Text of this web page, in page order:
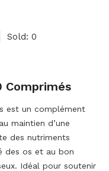
Sold: 0
Comprimés
est un complément
maintien d’une
des nutriments
des os et au bon
Idéal pour soutenir